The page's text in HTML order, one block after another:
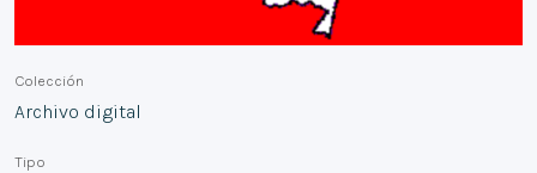
Colección
Archivo digital
Tipo